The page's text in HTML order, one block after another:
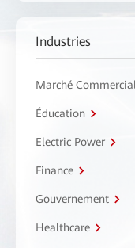
Industries
Marché Commercial
Éducation
Electric Power
Finance
Gouvernement
Healthcare